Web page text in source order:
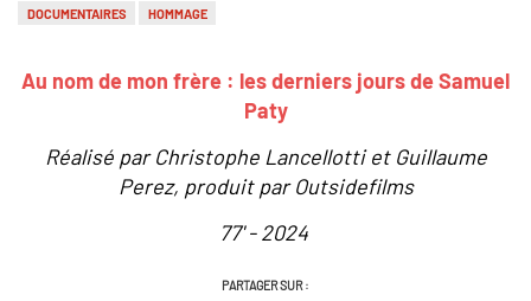
DOCUMENTAIRES HOMMAGE
Au nom de mon frère : les derniers jours de Samuel
Paty
Réalisé par Christophe Lancellotti et Guillaume
Perez, produit par Outsidefilms
77' - 2024
PARTAGER SUR :